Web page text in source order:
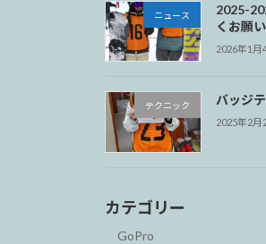
ニュース
2025-
くお願
2026年1月
テクニック バッジ
2025年2月
カテゴリー
GoPro